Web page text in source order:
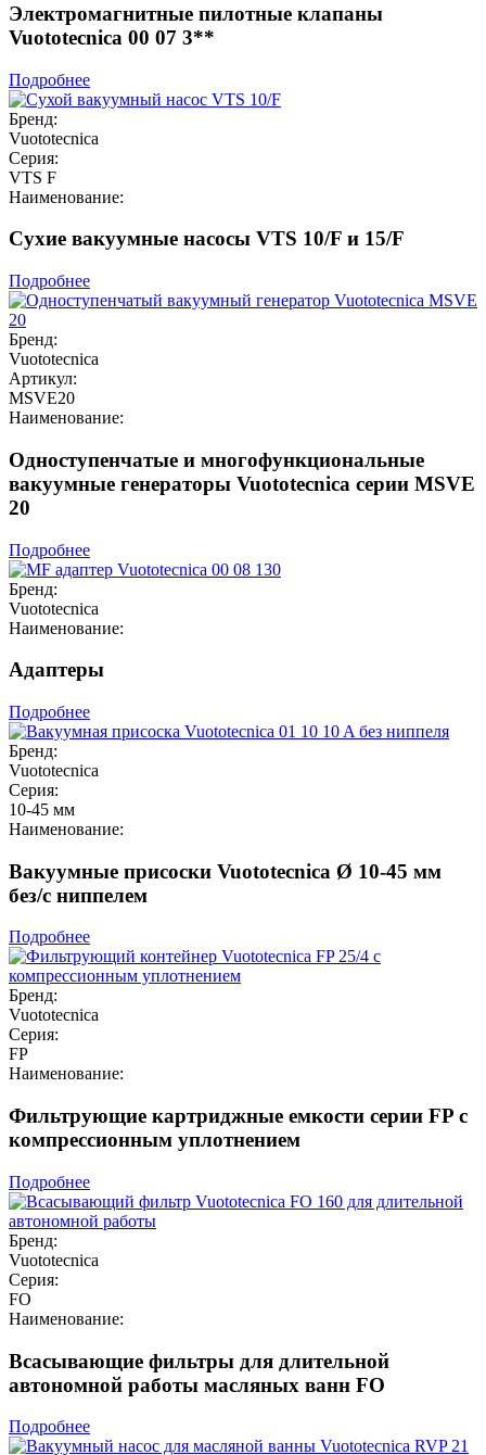
Электромагнитные пилотные клапаны
Vuototecnica 00 07 3**
Подробнее
Бренд:
Vuototecnica
Серия:
VTS F
Наименование:
Сухие вакуумные насосы VTS 10/F и 15/F
Подробнее
Бренд:
Vuototecnica
Артикул:
MSVE20
Наименование:
Одноступенчатые и многофункциональные
вакуумные генераторы Vuototecnica серии MSVE
20
Подробнее
Бренд:
Vuototecnica
Наименование:
Адаптеры
Подробнее
Бренд:
Vuototecnica
Серия:
10-45 мм
Наименование:
Вакуумные присоски Vuototecnica Ø 10-45 мм
без/с ниппелем
Подробнее
Бренд:
Vuototecnica
Серия:
FP
Наименование:
Фильтрующие картриджные емкости серии FP с
компрессионным уплотнением
Подробнее
Бренд:
Vuototecnica
Серия:
FO
Наименование:
Всасывающие фильтры для длительной
автономной работы масляных ванн FO
Подробнее